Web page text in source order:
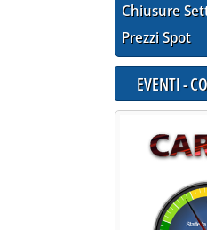
Chiusure
Prezzi Spot
EVENTI -